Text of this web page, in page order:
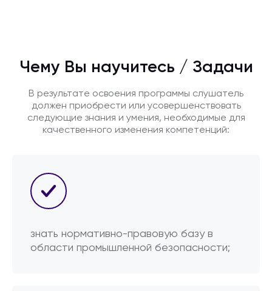
Чему Вы научитесь / Задачи
В результате освоения программы слушатель
должен приобрести или усовершенствовать
следующие знания и умения, необходимые для
качественного изменения компетенций:
знать нормативно-правовую базу в
области промышленной безопасности;